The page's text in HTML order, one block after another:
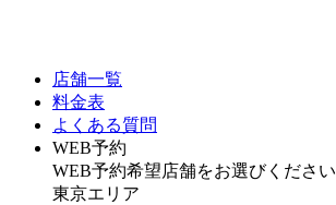
店舗一覧
料金表
よくある質問
WEB予約
WEB予約希望店舗をお選びください
東京エリア